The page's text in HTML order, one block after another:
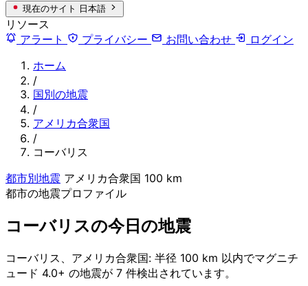
現在のサイト 日本語
リソース
アラート
プライバシー お問い合わせ
ログイン
ホーム
/
国別の地震
/
アメリカ合衆国
/
コーバリス
都市別地震 アメリカ合衆国 100 km
都市の地震プロファイル
コーバリスの今日の地震
コーバリス、アメリカ合衆国: 半径 100 km 以内でマグニチ
ュード 4.0+ の地震が 7 件検出されています。